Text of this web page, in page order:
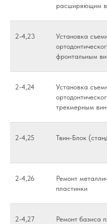
расширяющим
2-4,23
Установка
фронтальным
2-4,24
Установка
трехмерным
2-4,25 Твин-Блок
2-4,26
Ремонт
пластинки
2-4,27 Ремонт базиса